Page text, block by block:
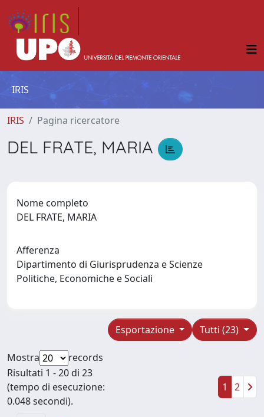
IRIS
IRIS Pagina ricercatore
DEL FRATE, MARIA
Nome completo
DEL FRATE, MARIA
Afferenza
Dipartimento di Giurisprudenza e Scienze
Politiche, Economiche e Sociali
Tutti (23)
Esportazione
Mostra
records
Risultati 1 - 20 di 23
(tempo di esecuzione:
0.048 secondi).
1 2